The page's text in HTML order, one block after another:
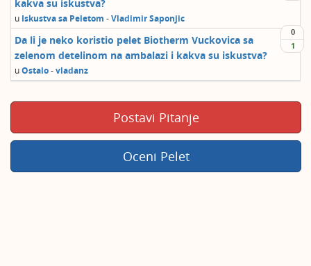
kakva su iskustva?
u Iskustva sa Peletom -Vladimir Saponjic
0
1
Da li je neko koristio pelet Biotherm Vuckovica sa
zelenom detelinom na ambalazi i kakva su iskustva?
uOstalo-vladanz
Postavi Pitanje
Oceni Pelet